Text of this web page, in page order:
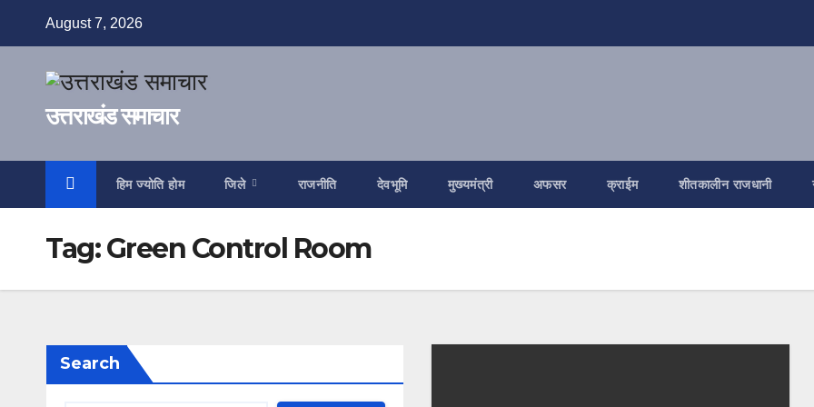
August 7, 2026
उत्तराखंड समाचार
हिम ज्योति होम जिले राजनीति देवभूमि मुख्यमंत्री अफसर क्राईम शीतकालीन राजधानी
Tag:Green Control Room
Search